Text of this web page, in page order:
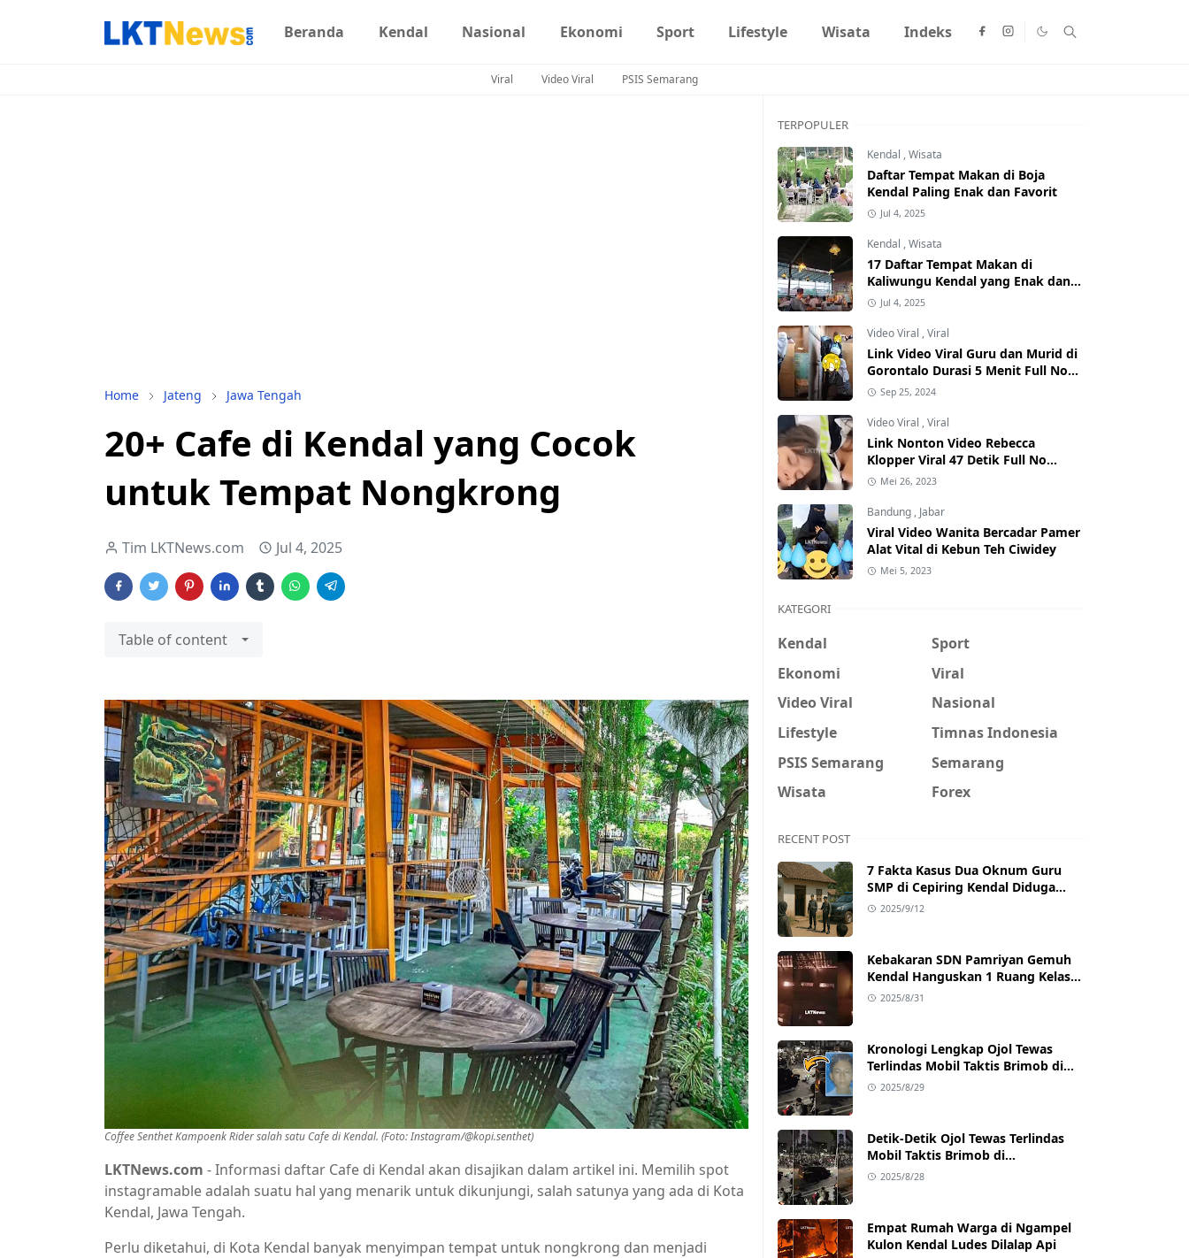
Beranda Kendal Nasional Ekonomi Sport Lifestyle Wisata Indeks
Viral Video Viral PSIS Semarang
Home Jateng Jawa Tengah
20+ Cafe di Kendal yang Cocok
untuk Tempat Nongkrong
Tim LKTNews.com Jul 4, 2025
Table of content
Coffee Senthet Kampoenk Rider salah satu Cafe di Kendal. (Foto: Instagram/@kopi.senthet)
LKTNews.com - Informasi daftar Cafe di Kendal akan disajikan dalam artikel ini. Memilih spot
instagramable adalah suatu hal yang menarik untuk dikunjungi, salah satunya yang ada di Kota
Kendal, Jawa Tengah.
Perlu diketahui, di Kota Kendal banyak menyimpan tempat untuk nongkrong dan menjadi
TERPOPULER
Kendal ,Wisata
Daftar Tempat Makan di Boja
Kendal Paling Enak dan Favorit
Jul 4, 2025
Kendal ,Wisata
17 Daftar Tempat Makan di
Kaliwungu Kendal yang Enak dan
Populer
Jul 4, 2025
Video Viral ,Viral
Link Video Viral Guru dan Murid di
Gorontalo Durasi 5 Menit Full No
Sensor Bertebaran di Internet,
Hati-Hati Phising!
Sep 25, 2024
Video Viral ,Viral
Link Nonton Video Rebecca
Klopper Viral 47 Detik Full No
Sensor Bertebaran di Internet,
Mei 26, 2023
Bandung , Jabar
Viral Video Wanita Bercadar Pamer
Alat Vital di Kebun Teh Ciwidey
Mei 5, 2023
KATEGORI
Kendal
Sport
Ekonomi
Viral
Video Viral
Nasional
Lifestyle
Timnas Indonesia
PSIS Semarang
Semarang
Wisata
Forex
RECENT POST
7 Fakta Kasus Dua Oknum Guru
SMP di Cepiring Kendal Diduga
Berselingkuh: Kronologi,
2025/9/12
Kebakaran SDN Pamriyan Gemuh
Kendal Hanguskan 1 Ruang Kelas
dan Toilet
2025/8/31
Kronologi Lengkap Ojol Tewas
Terlindas Mobil Taktis Brimob di
Pejompongan, Ternyata Sedang
2025/8/29
Detik-Detik Ojol Tewas Terlindas
Mobil Taktis Brimob di
Pejompongan, Viral di Medsos
2025/8/28
Empat Rumah Warga di Ngampel
Kulon Kendal Ludes Dilalap Api